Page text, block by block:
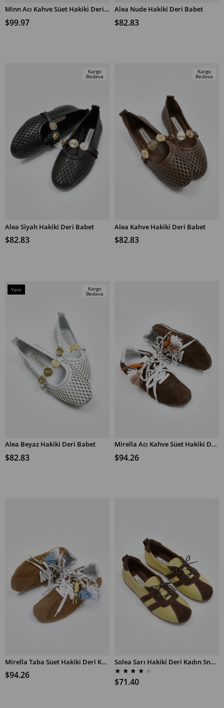
SEPETE EKLE Minn Acı Kahve Süet Hakiki Deri Kadın Loafer Ayakkabı
$99.97
SEPETE EKLE
Alea Nude Hakiki Deri Babet
$82.83
SEPETE EKLE
Kargo
Bedava
Alea Siyah Hakiki Deri Babet
$82.83
SEPETE EKLE
Kargo
Bedava
Alea Kahve Hakiki Deri Babet
$82.83
SEPETE EKLE
Yeni
Kargo
Bedava
Alea Beyaz Hakiki Deri Babet
$82.83
SEPETE EKLE Mirella Acı Kahve Süet Hakiki Deri Kadın Sneaker
$94.26
SEPETE EKLE Mirella Taba Süet Hakiki Deri Kadın Sneaker
$94.26
SEPETE EKLE Solea Sarı Hakiki Deri Kadın Sneaker
★ ★ ★ ★ ★
$71.40